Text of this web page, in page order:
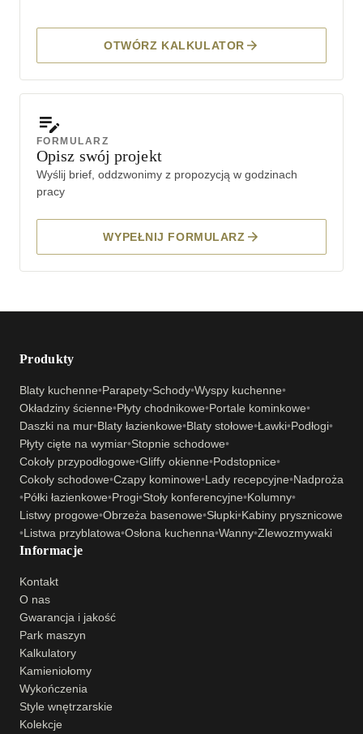
OTWÓRZ KALKULATOR
FORMULARZ
Opisz swój projekt
Wyślij brief, oddzwonimy z propozycją w godzinach
pracy
WYPEŁNIJ FORMULARZ
Produkty
Blaty kuchenne•Parapety•Schody•Wyspy kuchenne•
Okładziny ścienne•Płyty chodnikowe•Portale kominkowe•
Daszki na mur•Blaty łazienkowe•Blaty stołowe•Ławki•Podłogi•
Płyty cięte na wymiar•Stopnie schodowe•
Cokoły przypodłogowe•Gliffy okienne•Podstopnice•
Cokoły schodowe•Czapy kominowe•Lady recepcyjne•Nadproża
•Półki łazienkowe•Progi•Stoły konferencyjne•Kolumny•
Listwy progowe•Obrzeża basenowe•Słupki•Kabiny prysznicowe
•Listwa przyblatowa•Osłona kuchenna•Wanny•Zlewozmywaki
Informacje
Kontakt
O nas
Gwarancja i jakość
Park maszyn
Kalkulatory
Kamieniołomy
Wykończenia
Style wnętrzarskie
Kolekcje